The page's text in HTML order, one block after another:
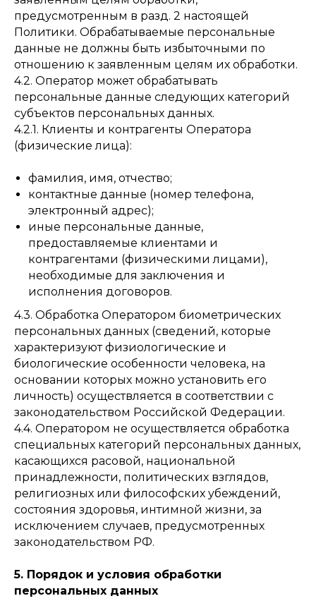
предусмотренным в разд. 2 настоящей
Политики. Обрабатываемые персональные
данные не должны быть избыточными по
отношению к заявленным целям их обработки.
4.2. Оператор может обрабатывать
персональные данные следующих категорий
субъектов персональных данных.
4.2.1. Клиенты и контрагенты Оператора
(физические лица):
фамилия, имя, отчество;
контактные данные (номер телефона,
электронный адрес);
иные персональные данные,
предоставляемые клиентами и
контрагентами (физическими лицами),
необходимые для заключения и
исполнения договоров.
4.3. Обработка Оператором биометрических
персональных данных (сведений, которые
характеризуют физиологические и
биологические особенности человека, на
основании которых можно установить его
личность) осуществляется в соответствии с
законодательством Российской Федерации.
4.4. Оператором не осуществляется обработка
специальных категорий персональных данных,
касающихся расовой, национальной
принадлежности, политических взглядов,
религиозных или философских убеждений,
состояния здоровья, интимной жизни, за
исключением случаев, предусмотренных
законодательством РФ.
5. Порядок и условия обработки
персональных данных